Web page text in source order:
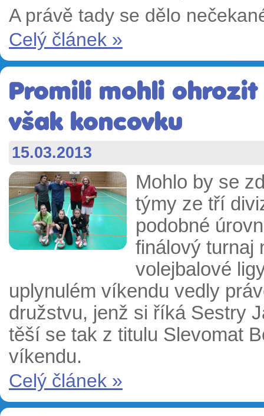
A právě tady se dělo
Celý článek »
Promili mohli
však koncovku
15.03.2013
Mohlo by se
týmy ze tří
podobné
finálový turnaj
volejbalové
uplynulém víkendu vedly
družstvu, jenž si říká Sestry
těší se tak z titulu Slevomat
víkendu.
Celý článek »